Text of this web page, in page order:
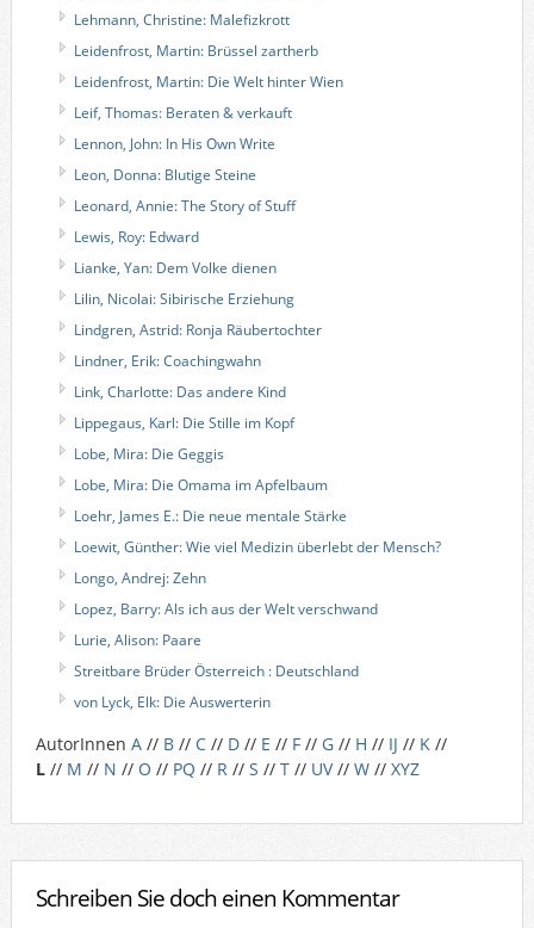
Lehmann, Christine: Malefizkrott
Leidenfrost, Martin: Brüssel zartherb
Leidenfrost, Martin: Die Welt hinter Wien
Leif, Thomas: Beraten & verkauft
Lennon, John: In His Own Write
Leon, Donna: Blutige Steine
Leonard, Annie: The Story of Stuff
Lewis, Roy: Edward
Lianke, Yan: Dem Volke dienen
Lilin, Nicolai: Sibirische Erziehung
Lindgren, Astrid: Ronja Räubertochter
Lindner, Erik: Coachingwahn
Link, Charlotte: Das andere Kind
Lippegaus, Karl: Die Stille im Kopf
Lobe, Mira: Die Geggis
Lobe, Mira: Die Omama im Apfelbaum
Loehr, James E.: Die neue mentale Stärke
Loewit, Günther: Wie viel Medizin überlebt der Mensch?
Longo, Andrej: Zehn
Lopez, Barry: Als ich aus der Welt verschwand
Lurie, Alison: Paare
Streitbare Brüder Österreich : Deutschland
von Lyck, Elk: Die Auswerterin
AutorInnen A// B// C// D// E // F// G// H // IJ // K //
L// M // N // O // PQ // R // S // T// UV// W// XYZ
Schreiben Sie doch einen Kommentar